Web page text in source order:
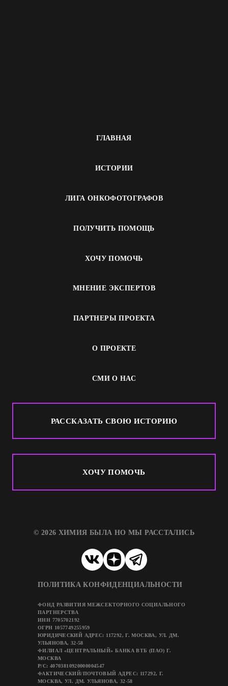
ГЛАВНАЯ
ИСТОРИИ
ЛИГА ОНКОФОТОГРАФОВ
ПОЛУЧИТЬ ПОМОЩЬ
ХОЧУ ПОМОЧЬ
МНЕНИЕ ЭКСПЕРТОВ
ПАРТНЕРЫ ПРОЕКТА
О ПРОЕКТЕ
СМИ О НАС
РАССКАЗАТЬ СВОЮ ИСТОРИЮ
ХОЧУ ПОМОЧЬ
© 2026 ХИМИЯ БЫЛА НО МЫ РАССТАЛИСЬ
ПОЛИТИКА КОНФИДЕНЦИАЛЬНОСТИ
ФОНД РАЗВИТИЯ МЕЖСЕКТОРНОГО СОЦИАЛЬНОГО
ПАРТНЕРСТВА
ИНН 7705702192
ОГРН 1057749255959
ЮРИДИЧЕСКИЙ АДРЕС: 117292, Г. МОСКВА, УЛ. ДМ.
УЛЬЯНОВА, 32-58
ФИЛИАЛ «ЦЕНТРАЛЬНЫЙ» БАНКА ВТБ (ПАО) Г.
МОСКВА
Р/C: 40703810920000004547
ФАКТИЧЕСКИЙ/ПОЧТОВЫЙ АДРЕС: 117292, Г.
МОСКВА, УЛ. ДМ. УЛЬЯНОВА, 32-58